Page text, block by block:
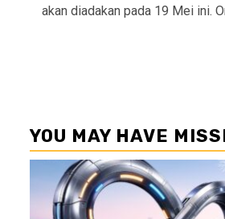
akan diadakan pada 19 Mei ini.
YOU MAY HAVE